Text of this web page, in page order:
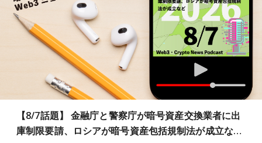
【8/7話題】 金融庁と警察庁が暗号資産交換業者に出
庫制限要請、ロシアが暗号資産包括規制法が成立な…